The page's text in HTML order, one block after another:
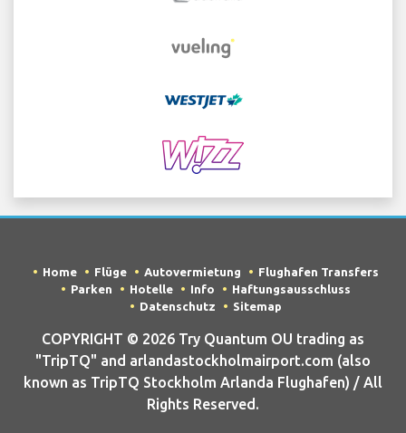
Home Flüge Autovermietung
Flughafen Transfers
Parken
Hotelle Info
Haftungsausschluss
Datenschutz
Sitemap
COPYRIGHT © 2026 Try Quantum OU trading as
"TripTQ" and arlandastockholmairport.com (also
known as TripTQ Stockholm Arlanda Flughafen) / All
Rights Reserved.